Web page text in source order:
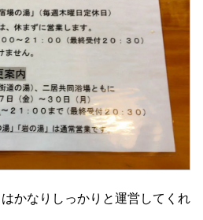
かなりしっかりと運営してくれ